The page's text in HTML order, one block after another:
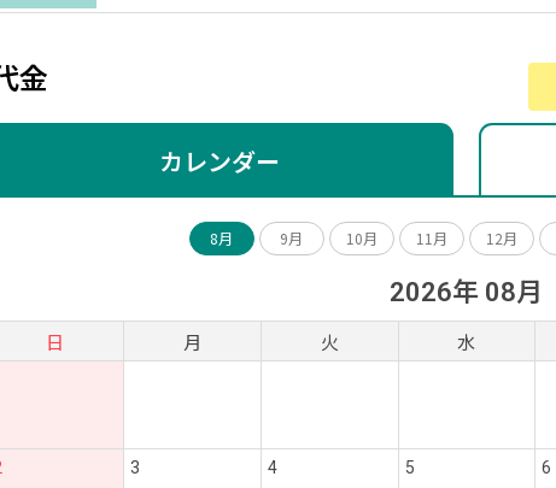
金
カレンダー
8月 9月 10月 11月 12月
2026年 08月
日 月 火 水
3 4 5 6